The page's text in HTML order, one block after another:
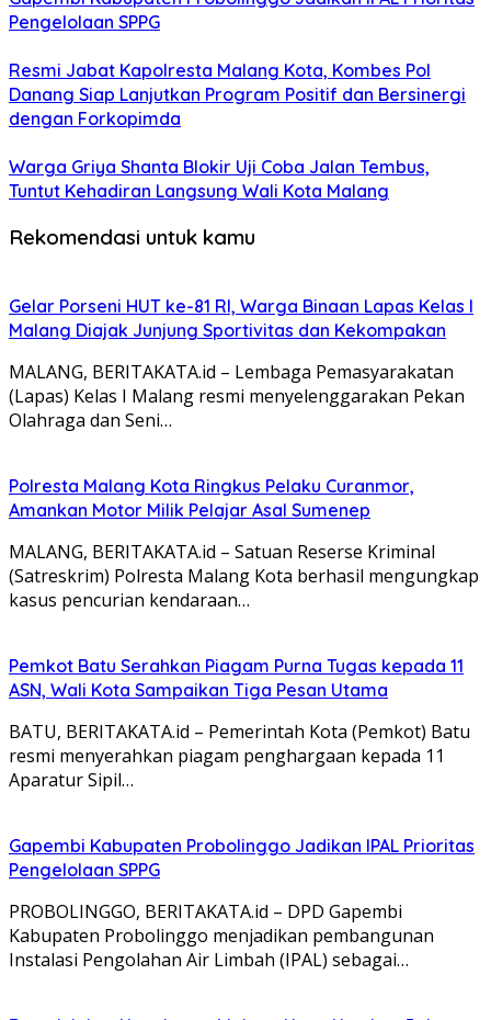
Pengelolaan SPPG
Resmi Jabat Kapolresta Malang Kota, Kombes Pol
Danang Siap Lanjutkan Program Positif dan Bersinergi
dengan Forkopimda
Warga Griya Shanta Blokir Uji Coba Jalan Tembus,
Tuntut Kehadiran Langsung Wali Kota Malang
Rekomendasi untuk kamu
Gelar Porseni HUT ke-81 RI, Warga Binaan Lapas Kelas I
Malang Diajak Junjung Sportivitas dan Kekompakan
MALANG, BERITAKATA.id – Lembaga Pemasyarakatan
(Lapas) Kelas I Malang resmi menyelenggarakan Pekan
Olahraga dan Seni…
Polresta Malang Kota Ringkus Pelaku Curanmor,
Amankan Motor Milik Pelajar Asal Sumenep
MALANG, BERITAKATA.id – Satuan Reserse Kriminal
(Satreskrim) Polresta Malang Kota berhasil mengungkap
kasus pencurian kendaraan…
Pemkot Batu Serahkan Piagam Purna Tugas kepada 11
ASN, Wali Kota Sampaikan Tiga Pesan Utama
BATU, BERITAKATA.id – Pemerintah Kota (Pemkot) Batu
resmi menyerahkan piagam penghargaan kepada 11
Aparatur Sipil…
Gapembi Kabupaten Probolinggo Jadikan IPAL Prioritas
Pengelolaan SPPG
PROBOLINGGO, BERITAKATA.id – DPD Gapembi
Kabupaten Probolinggo menjadikan pembangunan
Instalasi Pengolahan Air Limbah (IPAL) sebagai…